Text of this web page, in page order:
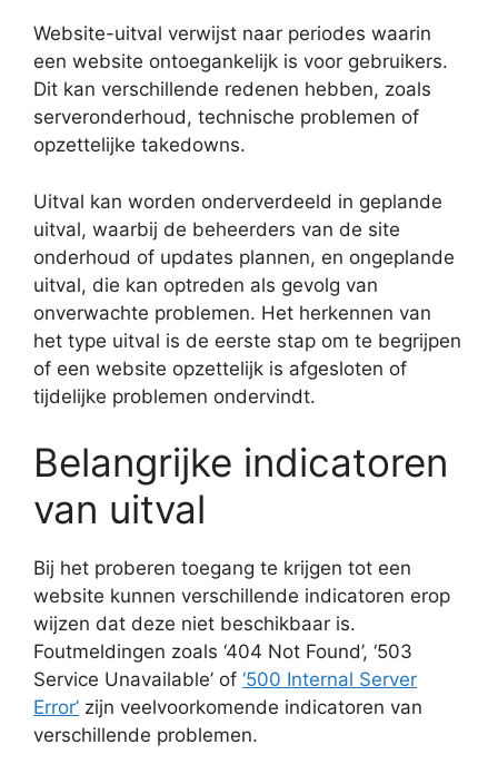
Website-uitval verwijst naar periodes waarin
een website ontoegankelijk is voor gebruikers.
Dit kan verschillende redenen hebben, zoals
serveronderhoud, technische problemen of
opzettelijke takedowns.
Uitval kan worden onderverdeeld in geplande
uitval, waarbij de beheerders van de site
onderhoud of updates plannen, en ongeplande
uitval, die kan optreden als gevolg van
onverwachte problemen. Het herkennen van
het type uitval is de eerste stap om te begrijpen
of een website opzettelijk is afgesloten of
tijdelijke problemen ondervindt.
Belangrijke indicatoren
van uitval
Bij het proberen toegang te krijgen tot een
website kunnen verschillende indicatoren erop
wijzen dat deze niet beschikbaar is.
Foutmeldingen zoals ‘404 Not Found’, ‘503
Service Unavailable’ of ‘500 Internal Server
Error’ zijn veelvoorkomende indicatoren van
verschillende problemen.